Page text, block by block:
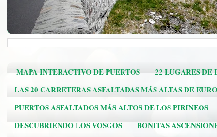
MAPA INTERACTIVO DE PUERTOS
22 LUGARES DE
LAS 20 CARRETERAS ASFALTADAS MÁS ALTAS DE
PUERTOS ASFALTADOS MÁS ALTOS DE LOS PIRINEOS
DESCUBRIENDO LOS VOSGOS
BONITAS